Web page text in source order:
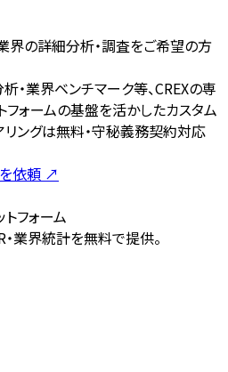
の詳細分析・調査をご希望の方
・業界ベンチマーク等、CREXの専
ォームの基盤を活かしたカスタム
リングは無料・守秘義務契約対応
依頼 ↗
フォーム
業界統計を無料で提供。